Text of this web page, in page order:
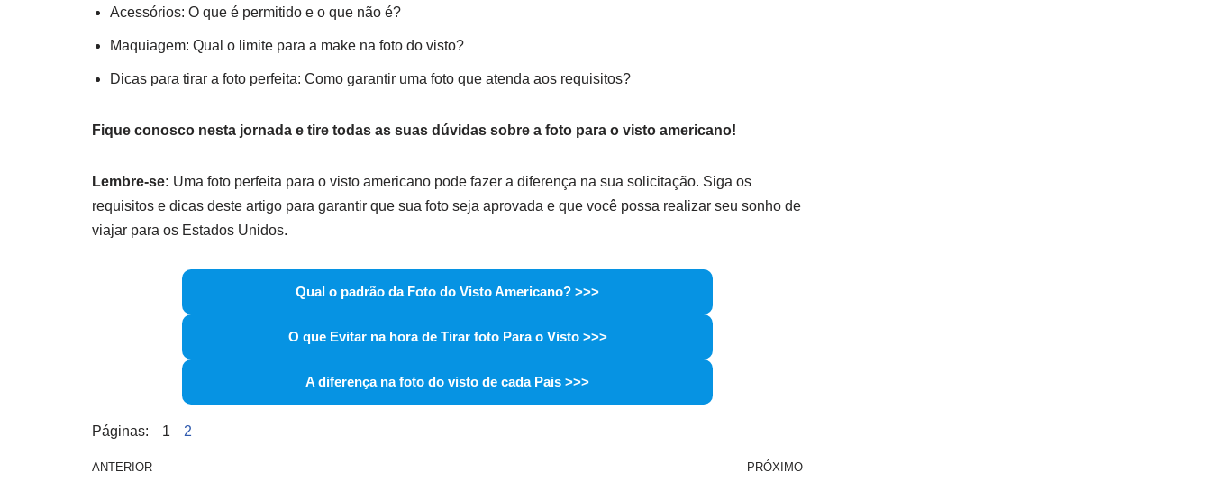
Acessórios: O que é permitido e o que não é?
Maquiagem: Qual o limite para a make na foto do visto?
Dicas para tirar a foto perfeita: Como garantir uma foto que atenda aos requisitos?
Fique conosco nesta jornada e tire todas as suas dúvidas sobre a foto para o visto americano!
Lembre-se: Uma foto perfeita para o visto americano pode fazer a diferença na sua solicitação. Siga os
requisitos e dicas deste artigo para garantir que sua foto seja aprovada e que você possa realizar seu sonho de
viajar para os Estados Unidos.
Qual o padrão da Foto do Visto Americano? >>>
O que Evitar na hora de Tirar foto Para o Visto >>>
A diferença na foto do visto de cada Pais >>>
Páginas: 1 2
ANTERIOR PRÓXIMO